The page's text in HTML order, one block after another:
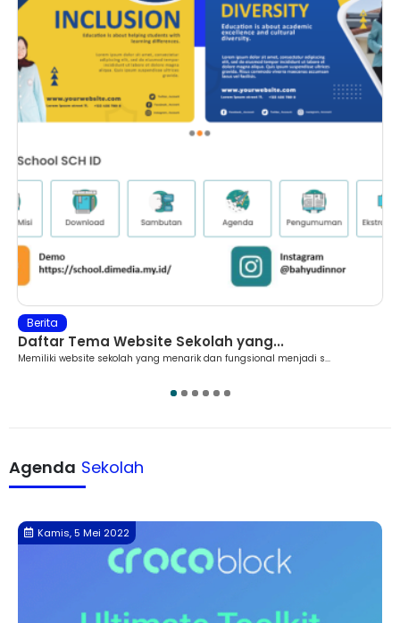
Berita
Jasa Pembuatan Website Sekolah M...
Di era digital saat ini, setiap sekolah membutuhkan kehadiran ...
5 6
Agenda Sekolah
Selasa, 29 Maret 2022